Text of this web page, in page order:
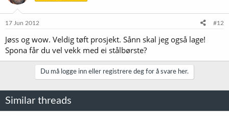
17 Jun 2012 #12
Jøss og wow. Veldig tøft prosjekt. Sånn skal jeg også lage!
Spona får du vel vekk med ei stålbørste?
Du må logge inn eller registrere deg for å svare her.
Similar threads